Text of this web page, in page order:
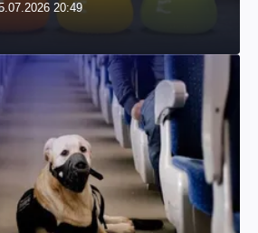
20:49